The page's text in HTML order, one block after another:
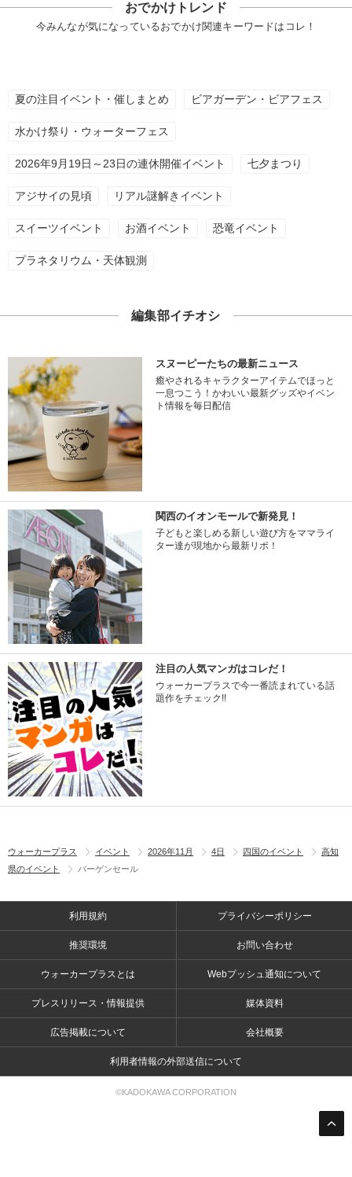
おでかけトレンド
今みんなが気になっているおでかけ関連キーワードはコレ！
夏の注目イベント・催しまとめ ビアガーデン・ビアフェス
水かけ祭り・ウォーターフェス
2026年9月19日～23日の連休開催イベント 七夕まつり
アジサイの見頃 リアル謎解きイベント
スイーツイベント お酒イベント 恐竜イベント
プラネタリウム・天体観測
編集部イチオシ
スヌーピーたちの最新ニュース
癒やされるキャラクターアイテムでほっと
一息つこう！かわいい最新グッズやイベン
ト情報を毎日配信
関西のイオンモールで新発見！
子どもと楽しめる新しい遊び方をママライ
ター達が現地から最新リポ！
注目の人気マンガはコレだ！
ウォーカープラスで今一番読まれている話
題作をチェック!!
ウォーカープラス イベント 2026年11月 4日 四国のイベント
高知
県のイベント
バーゲンセール
利用規約 プライバシーポリシー
推奨環境 お問い合わせ
ウォーカープラスとは Webプッシュ通知について
プレスリリース・情報提供 媒体資料
広告掲載について 会社概要
利用者情報の外部送信について
©KADOKAWA CORPORATION